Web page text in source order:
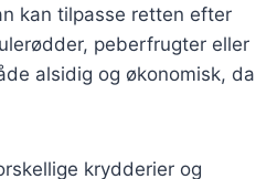
kan tilpasse retten efter
peberfrugter eller
alsidig og økonomisk, da
krydderier og